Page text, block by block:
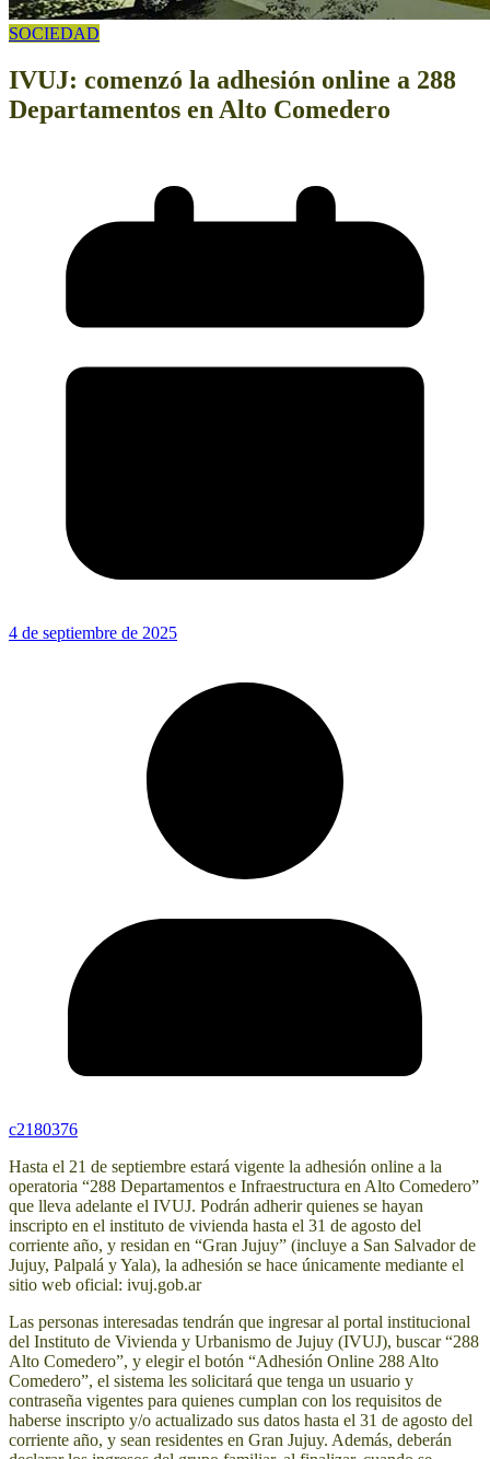
SOCIEDAD
IVUJ: comenzó la adhesión online a 288
Departamentos en Alto Comedero
4 de septiembre de 2025
c2180376
Hasta el 21 de septiembre estará vigente la adhesión online a la
operatoria “288 Departamentos e Infraestructura en Alto Comedero”
que lleva adelante el IVUJ. Podrán adherir quienes se hayan
inscripto en el instituto de vivienda hasta el 31 de agosto del
corriente año, y residan en “Gran Jujuy” (incluye a San Salvador de
Jujuy, Palpalá y Yala), la adhesión se hace únicamente mediante el
sitio web oficial: ivuj.gob.ar
Las personas interesadas tendrán que ingresar al portal institucional
del Instituto de Vivienda y Urbanismo de Jujuy (IVUJ), buscar “288
Alto Comedero”, y elegir el botón “Adhesión Online 288 Alto
Comedero”, el sistema les solicitará que tenga un usuario y
contraseña vigentes para quienes cumplan con los requisitos de
haberse inscripto y/o actualizado sus datos hasta el 31 de agosto del
corriente año, y sean residentes en Gran Jujuy. Además, deberán